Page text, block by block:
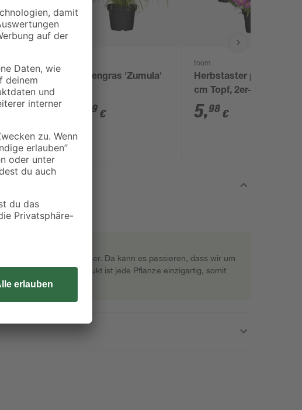
9 cm
Katzengras 'Zumula'
99 €
toom
Herbstaster pink 13
cm Topf, 2er-Set
5,98 €
direkt beim Gärtner. Da kann es passieren, dass wir um
freuen! Als Naturprodukt ist jede Pflanze einzigartig, somit